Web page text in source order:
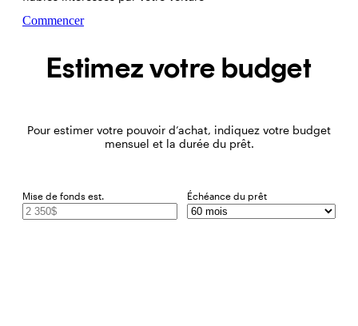
Commencer
Estimez votre budget
Pour estimer votre pouvoir d’achat, indiquez votre budget
mensuel et la durée du prêt.
Mise de fonds est. Échéance du prêt